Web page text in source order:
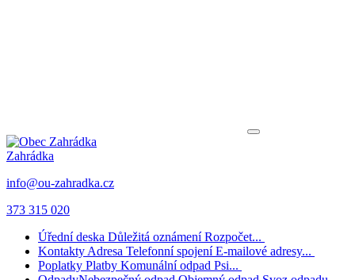
Zahrádka
info@ou-zahradka.cz
373 315 020
Úřední deska Důležitá oznámení Rozpočet...
Kontakty Adresa Telefonní spojení E-mailové adresy...
Poplatky Platby Komunální odpad Psi...